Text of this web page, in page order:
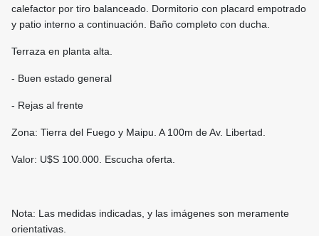
calefactor por tiro balanceado. Dormitorio con placard empotrado
y patio interno a continuación. Baño completo con ducha.
Terraza en planta alta.
- Buen estado general
- Rejas al frente
Zona: Tierra del Fuego y Maipu. A 100m de Av. Libertad.
Valor: U$S 100.000. Escucha oferta.
Nota: Las medidas indicadas, y las imágenes son meramente
orientativas.